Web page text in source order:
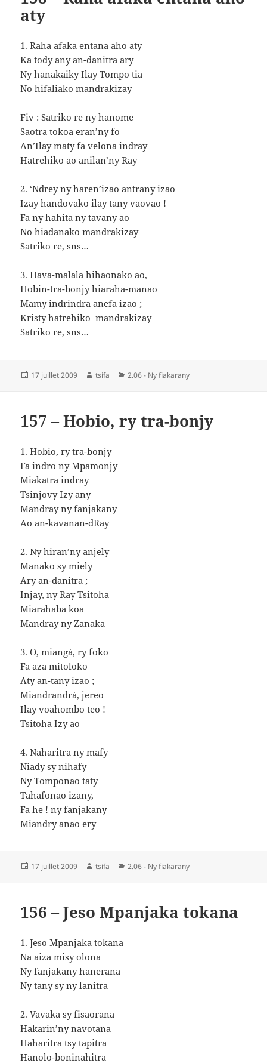
aty
1. Raha afaka entana aho aty
Ka tody any an-danitra ary
Ny hanakaiky Ilay Tompo tia
No hifaliako mandrakizay
Fiv : Satriko re ny hanome
Saotra tokoa eran’ny fo
An’Ilay maty fa velona indray
Hatrehiko ao anilan’ny Ray
2. ‘Ndrey ny haren’izao antrany izao
Izay handovako ilay tany vaovao !
Fa ny hahita ny tavany ao
No hiadanako mandrakizay
Satriko re, sns…
3. Hava-malala hihaonako ao,
Hobin-tra-bonjy hiaraha-manao
Mamy indrindra anefa izao ;
Kristy hatrehiko mandrakizay
Satriko re, sns…
Publié
17 juillet 2009 Auteur
tsifa Catégories
2.06 - Ny fiakarany
157 – Hobio, ry tra-bonjy
1. Hobio, ry tra-bonjy
Fa indro ny Mpamonjy
Miakatra indray
Tsinjovy Izy any
Mandray ny fanjakany
Ao an-kavanan-dRay
2. Ny hiran’ny anjely
Manako sy miely
Ary an-danitra ;
Injay, ny Ray Tsitoha
Miarahaba koa
Mandray ny Zanaka
3. O, miangà, ry foko
Fa aza mitoloko
Aty an-tany izao ;
Miandrandrà, jereo
Ilay voahombo teo !
Tsitoha Izy ao
4. Naharitra ny mafy
Niady sy nihafy
Ny Tomponao taty
Tahafonao izany,
Fa he ! ny fanjakany
Miandry anao ery
Publié
17 juillet 2009 Auteur
tsifa Catégories
2.06 - Ny fiakarany
156 – Jeso Mpanjaka tokana
1. Jeso Mpanjaka tokana
Na aiza misy olona
Ny fanjakany hanerana
Ny tany sy ny lanitra
2. Vavaka sy fisaorana
Hakarin’ny navotana
Haharitra tsy tapitra
Hanolo-boninahitra